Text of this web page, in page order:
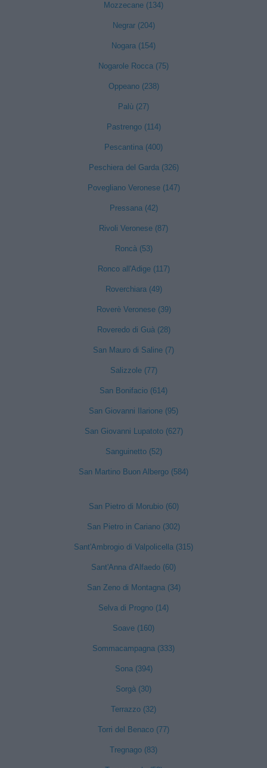
Mozzecane (134)
Negrar (204)
Nogara (154)
Nogarole Rocca (75)
Oppeano (238)
Palù (27)
Pastrengo (114)
Pescantina (400)
Peschiera del Garda (326)
Povegliano Veronese (147)
Pressana (42)
Rivoli Veronese (87)
Roncà (53)
Ronco all'Adige (117)
Roverchiara (49)
Roverè Veronese (39)
Roveredo di Guà (28)
San Mauro di Saline (7)
Salizzole (77)
San Bonifacio (614)
San Giovanni Ilarione (95)
San Giovanni Lupatoto (627)
Sanguinetto (52)
San Martino Buon Albergo (584)
San Pietro di Morubio (60)
San Pietro in Cariano (302)
Sant'Ambrogio di Valpolicella (315)
Sant'Anna d'Alfaedo (60)
San Zeno di Montagna (34)
Selva di Progno (14)
Soave (160)
Sommacampagna (333)
Sona (394)
Sorgà (30)
Terrazzo (32)
Torri del Benaco (77)
Tregnago (83)